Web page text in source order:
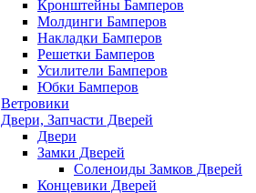
Кронштейны Бамперов
Молдинги Бамперов
Накладки Бамперов
Решетки Бамперов
Усилители Бамперов
Юбки Бамперов
Ветровики
Двери, Запчасти Дверей
Двери
Замки Дверей
Соленоиды Замков Дверей
Концевики Дверей